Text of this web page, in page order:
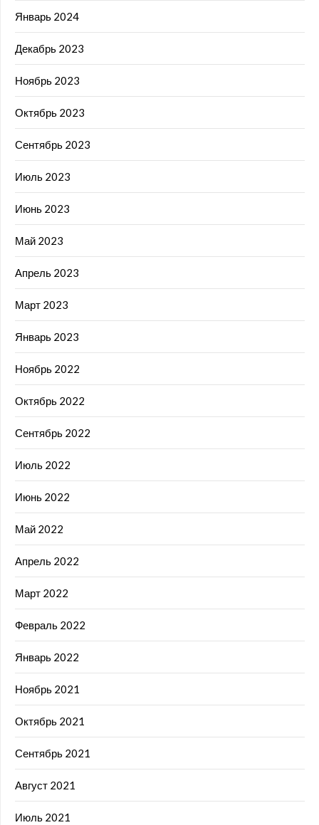
Январь 2024
Декабрь 2023
Ноябрь 2023
Октябрь 2023
Сентябрь 2023
Июль 2023
Июнь 2023
Май 2023
Апрель 2023
Март 2023
Январь 2023
Ноябрь 2022
Октябрь 2022
Сентябрь 2022
Июль 2022
Июнь 2022
Май 2022
Апрель 2022
Март 2022
Февраль 2022
Январь 2022
Ноябрь 2021
Октябрь 2021
Сентябрь 2021
Август 2021
Июль 2021